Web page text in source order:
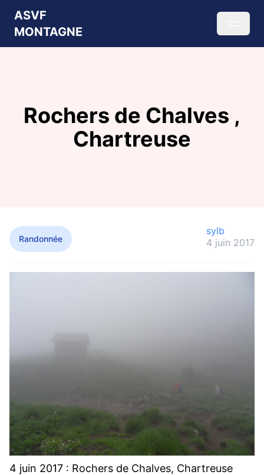
ASVF
MONTAGNE
Rochers de Chalves ,
Chartreuse
Randonnée
sylb
4 juin 2017
4 juin 2017 : Rochers de Chalves, Chartreuse